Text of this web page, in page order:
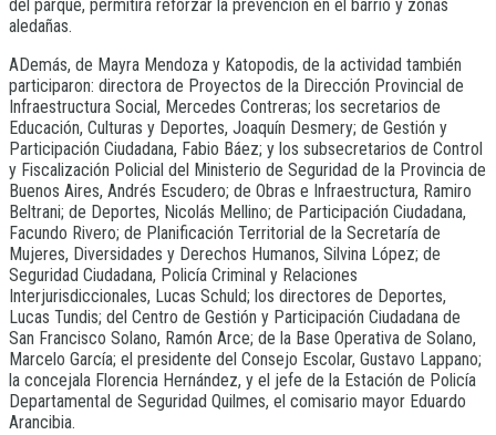
del parque, permitirá reforzar la prevención en el barrio y zonas
aledañas.
ADemás, de Mayra Mendoza y Katopodis, de la actividad también
participaron: directora de Proyectos de la Dirección Provincial de
Infraestructura Social, Mercedes Contreras; los secretarios de
Educación, Culturas y Deportes, Joaquín Desmery; de Gestión y
Participación Ciudadana, Fabio Báez; y los subsecretarios de Control
y Fiscalización Policial del Ministerio de Seguridad de la Provincia de
Buenos Aires, Andrés Escudero; de Obras e Infraestructura, Ramiro
Beltrani; de Deportes, Nicolás Mellino; de Participación Ciudadana,
Facundo Rivero; de Planificación Territorial de la Secretaría de
Mujeres, Diversidades y Derechos Humanos, Silvina López; de
Seguridad Ciudadana, Policía Criminal y Relaciones
Interjurisdiccionales, Lucas Schuld; los directores de Deportes,
Lucas Tundis; del Centro de Gestión y Participación Ciudadana de
San Francisco Solano, Ramón Arce; de la Base Operativa de Solano,
Marcelo García; el presidente del Consejo Escolar, Gustavo Lappano;
la concejala Florencia Hernández, y el jefe de la Estación de Policía
Departamental de Seguridad Quilmes, el comisario mayor Eduardo
Arancibia.